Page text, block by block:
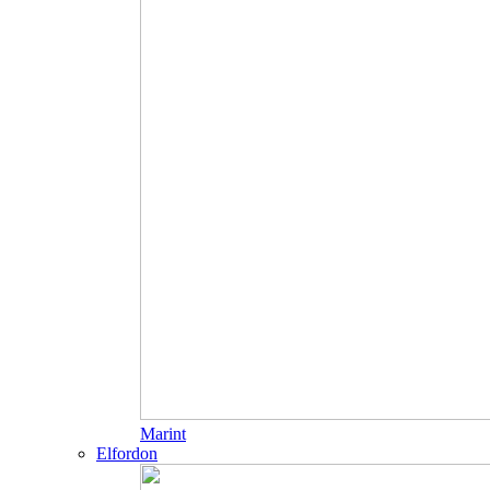
Marint
Elfordon